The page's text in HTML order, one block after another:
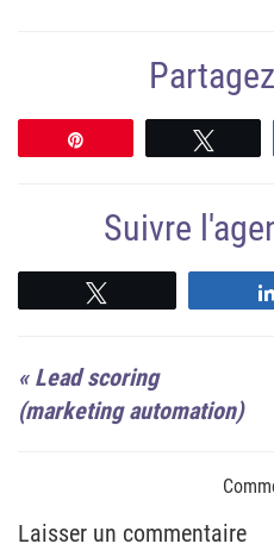
Suivre
« Lead scoring
(marketing automation)
Laisser un commentaire